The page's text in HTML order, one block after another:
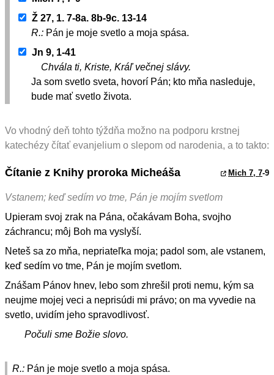
Ž 27, 1. 7-8a. 8b-9c. 13-14
R.: Pán je moje svetlo a moja spása.
Jn 9, 1-41
Chvála ti, Kriste, Kráľ večnej slávy.
Ja som svetlo sveta, hovorí Pán; kto mňa nasleduje,
bude mať svetlo života.
Vo vhodný deň tohto týždňa možno na podporu krstnej
katechézy čítať evanjelium o slepom od narodenia, a to takto:
Čítanie z Knihy proroka Micheáša Mich 7, 7-9
Vstanem; keď sedím vo tme, Pán je mojím svetlom
Upieram svoj zrak na Pána, očakávam Boha, svojho
záchrancu; môj Boh ma vyslyší.
Neteš sa zo mňa, nepriateľka moja; padol som, ale vstanem,
keď sedím vo tme, Pán je mojím svetlom.
Znášam Pánov hnev, lebo som zhrešil proti nemu, kým sa
neujme mojej veci a neprisúdi mi právo; on ma vyvedie na
svetlo, uvidím jeho spravodlivosť.
Počuli sme Božie slovo.
R.: Pán je moje svetlo a moja spása.